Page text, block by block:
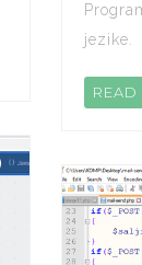
jezike.
READ